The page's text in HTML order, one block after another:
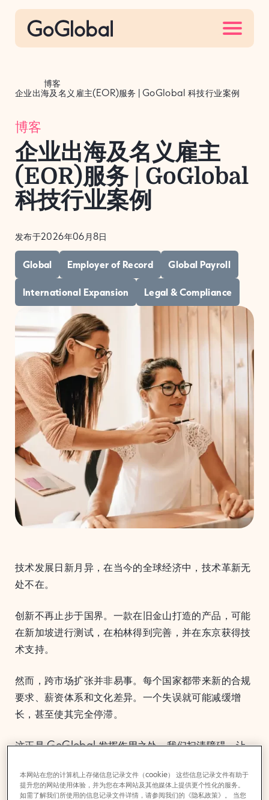
博客
企业出海及名义雇主(EOR)服务 | GoGlobal 科技行业案例
博客
企业出海及名义雇主
(EOR)服务 | GoGlobal
科技行业案例
发布于2026年06月8日
Global Employer of Record Global Payroll
International Expansion Legal & Compliance
技术发展日新月异，在当今的全球经济中，技术革新无
处不在。
创新不再止步于国界。一款在旧金山打造的产品，可能
在新加坡进行测试，在柏林得到完善，并在东京获得技
术支持。
然而，跨市场扩张并非易事。每个国家都带来新的合规
要求、薪资体系和文化差异。一个失误就可能减缓增
长，甚至使其完全停滞。
这正是 GoGlobal 发挥作用之处。我们扫清障碍，让
接世界的技术。在 GoGlobal，我们支持的科技出海企
业不遵循单一道路。它们开辟自己的航向。
本网站在您的计算机上存储信息记录文件（cookie） 这些信息记录文件有助于
提升您的网站使用体验，并为您在本网站及其他媒体上提供更个性化的服务。
如需了解我们所使用的信息记录文件详情，请参阅我们的《隐私政策》。 当您